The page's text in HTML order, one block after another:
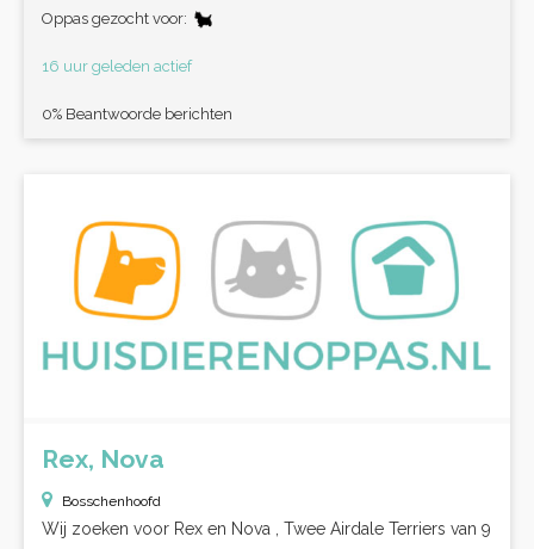
Oppas gezocht voor:
16 uur geleden actief
0% Beantwoorde berichten
Rex, Nova
Bosschenhoofd
Wij zoeken voor Rex en Nova , Twee Airdale Terriers van 9